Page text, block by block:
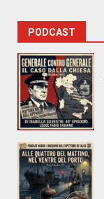
PODCAST